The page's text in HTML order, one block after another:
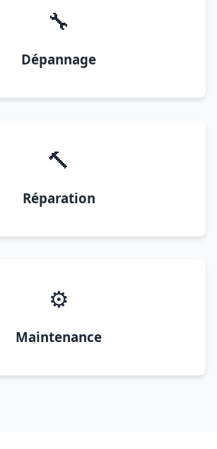
🔧
Dépannage
🔨
Réparation
⚙️
Maintenance